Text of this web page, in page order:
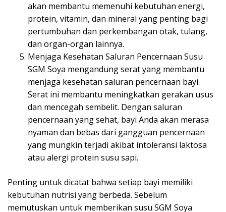
akan membantu memenuhi kebutuhan energi,
protein, vitamin, dan mineral yang penting bagi
pertumbuhan dan perkembangan otak, tulang,
dan organ-organ lainnya.
Menjaga Kesehatan Saluran Pencernaan Susu
SGM Soya mengandung serat yang membantu
menjaga kesehatan saluran pencernaan bayi.
Serat ini membantu meningkatkan gerakan usus
dan mencegah sembelit. Dengan saluran
pencernaan yang sehat, bayi Anda akan merasa
nyaman dan bebas dari gangguan pencernaan
yang mungkin terjadi akibat intoleransi laktosa
atau alergi protein susu sapi.
Penting untuk dicatat bahwa setiap bayi memiliki
kebutuhan nutrisi yang berbeda. Sebelum
memutuskan untuk memberikan susu SGM Soya